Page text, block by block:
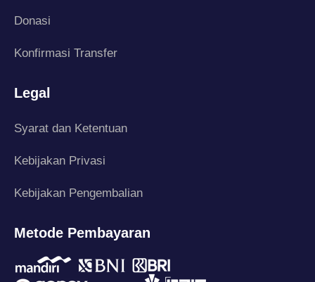
Donasi
Konfirmasi Transfer
Legal
Syarat dan Ketentuan
Kebijakan Privasi
Kebijakan Pengembalian
Metode Pembayaran